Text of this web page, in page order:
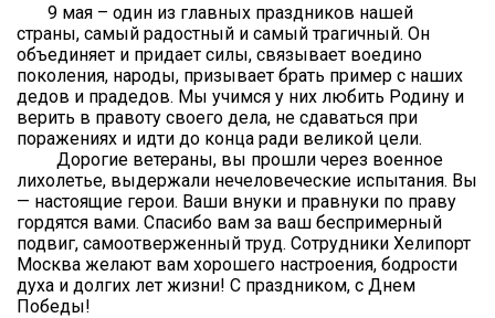
9 мая – один из главных праздников нашей
страны, самый радостный и самый трагичный. Он
объединяет и придает силы, связывает воедино
поколения, народы, призывает брать пример с наших
дедов и прадедов. Мы учимся у них любить Родину и
верить в правоту своего дела, не сдаваться при
поражениях и идти до конца ради великой цели.
Дорогие ветераны, вы прошли через военное
лихолетье, выдержали нечеловеческие испытания. Вы
— настоящие герои. Ваши внуки и правнуки по праву
гордятся вами. Спасибо вам за ваш беспримерный
подвиг, самоотверженный труд. Сотрудники Хелипорт
Москва желают вам хорошего настроения, бодрости
духа и долгих лет жизни! С праздником, с Днем
Победы!